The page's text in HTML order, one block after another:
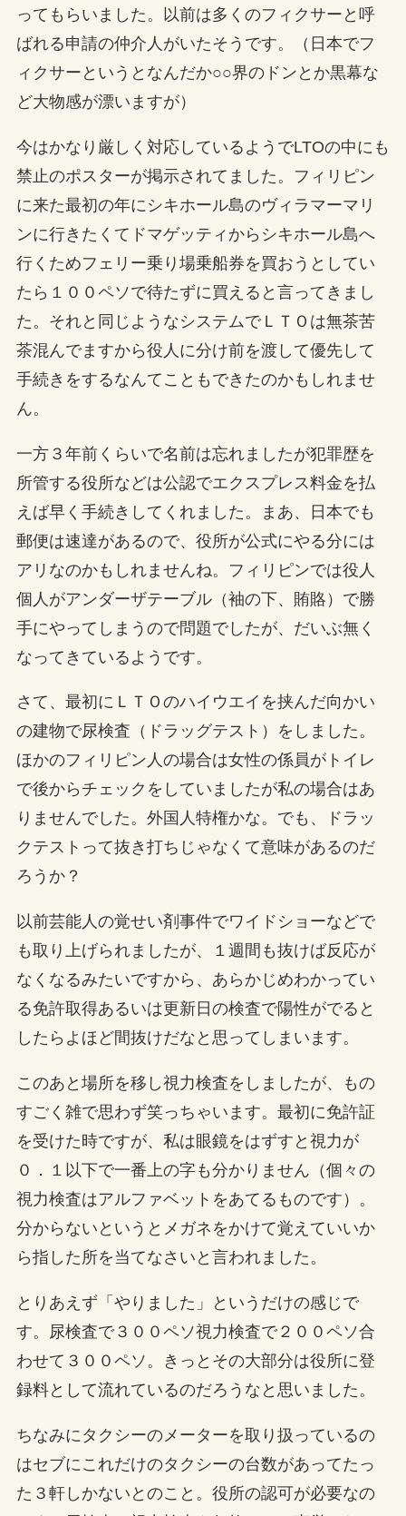
ってもらいました。以前は多くのフィクサーと呼
ばれる申請の仲介人がいたそうです。（日本でフ
ィクサーというとなんだか○○界のドンとか黒幕な
ど大物感が漂いますが）
今はかなり厳しく対応しているようでLTOの中にも
禁止のポスターが掲示されてました。フィリピン
に来た最初の年にシキホール島のヴィラマーマリ
ンに行きたくてドマゲッティからシキホール島へ
行くためフェリー乗り場乗船券を買おうとしてい
たら１００ペソで待たずに買えると言ってきまし
た。それと同じようなシステムでＬＴＯは無茶苦
茶混んでますから役人に分け前を渡して優先して
手続きをするなんてこともできたのかもしれませ
ん。
一方３年前くらいで名前は忘れましたが犯罪歴を
所管する役所などは公認でエクスプレス料金を払
えば早く手続きしてくれました。まあ、日本でも
郵便は速達があるので、役所が公式にやる分には
アリなのかもしれませんね。フィリピンでは役人
個人がアンダーザテーブル（袖の下、賄賂）で勝
手にやってしまうので問題でしたが、だいぶ無く
なってきているようです。
さて、最初にＬＴＯのハイウエイを挟んだ向かい
の建物で尿検査（ドラッグテスト）をしました。
ほかのフィリピン人の場合は女性の係員がトイレ
で後からチェックをしていましたが私の場合はあ
りませんでした。外国人特権かな。でも、ドラッ
クテストって抜き打ちじゃなくて意味があるのだ
ろうか？
以前芸能人の覚せい剤事件でワイドショーなどで
も取り上げられましたが、１週間も抜けば反応が
なくなるみたいですから、あらかじめわかってい
る免許取得あるいは更新日の検査で陽性がでると
したらよほど間抜けだなと思ってしまいます。
このあと場所を移し視力検査をしましたが、もの
すごく雑で思わず笑っちゃいます。最初に免許証
を受けた時ですが、私は眼鏡をはずすと視力が
０．１以下で一番上の字も分かりません（個々の
視力検査はアルファベットをあてるものです）。
分からないというとメガネをかけて覚えていいか
ら指した所を当てなさいと言われました。
とりあえず「やりました」というだけの感じで
す。尿検査で３００ペソ視力検査で２００ペソ合
わせて３００ペソ。きっとその大部分は役所に登
録料として流れているのだろうなと思いました。
ちなみにタクシーのメーターを取り扱っているの
はセブにこれだけのタクシーの台数があってたっ
た３軒しかないとのこと。役所の認可が必要なの